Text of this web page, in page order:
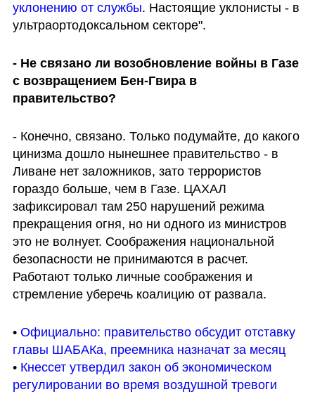
уклонению от службы. Настоящие уклонисты - в
ультраортодоксальном секторе".
- Не связано ли возобновление войны в Газе
с возвращением Бен-Гвира в
правительство?
- Конечно, связано. Только подумайте, до какого
цинизма дошло нынешнее правительство - в
Ливане нет заложников, зато террористов
гораздо больше, чем в Газе. ЦАХАЛ
зафиксировал там 250 нарушений режима
прекращения огня, но ни одного из министров
это не волнует. Соображения национальной
безопасности не принимаются в расчет.
Работают только личные соображения и
стремление уберечь коалицию от развала.
• Официально: правительство обсудит отставку
главы ШАБАКа, преемника назначат за месяц
• Кнессет утвердил закон об экономическом
регулировании во время воздушной тревоги